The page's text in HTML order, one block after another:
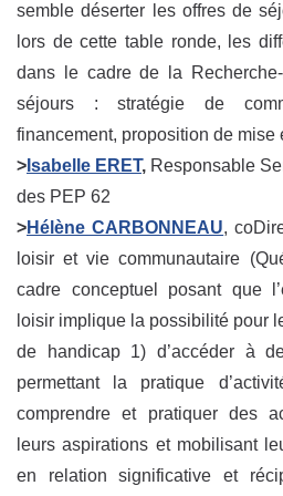
semble déserter les offres de
lors de cette table ronde, les
dans le cadre de la
séjours : stratégie de
financement, proposition de
> Isabelle ERET, Responsable
des PEP 62
>Hélène CARBONNEAU,
loisir et vie communautaire
cadre conceptuel posant que
loisir implique la possibilité pour
de handicap 1) d’accéder à
permettant la pratique
comprendre et pratiquer des
leurs aspirations et mobilisant
en relation significative et